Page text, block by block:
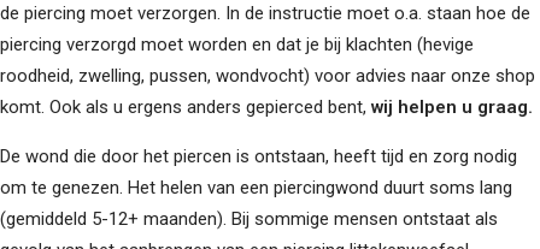
de piercing moet verzorgen. In de instructie moet o.a. staan hoe de
piercing verzorgd moet worden en dat je bij klachten (hevige
roodheid, zwelling, pussen, wondvocht) voor advies naar onze shop
komt. Ook als u ergens anders gepierced bent, wij helpen u graag.
De wond die door het piercen is ontstaan, heeft tijd en zorg nodig
om te genezen. Het helen van een piercingwond duurt soms lang
(gemiddeld 5-12+ maanden). Bij sommige mensen ontstaat als